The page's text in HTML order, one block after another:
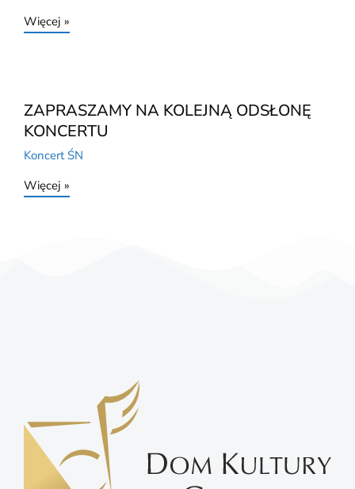
Więcej »
ZAPRASZAMY NA KOLEJNĄ ODSŁONĘ
KONCERTU
Koncert ŚN
Więcej »